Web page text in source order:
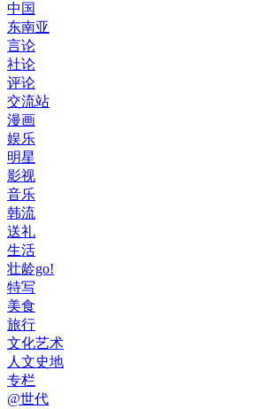
中国
东南亚
言论
社论
评论
交流站
漫画
娱乐
明星
影视
音乐
韩流
送礼
生活
壮龄go!
特写
美食
旅行
文化艺术
人文史地
专栏
@世代